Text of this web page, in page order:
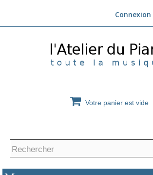
Connexion
Votre panier est vide